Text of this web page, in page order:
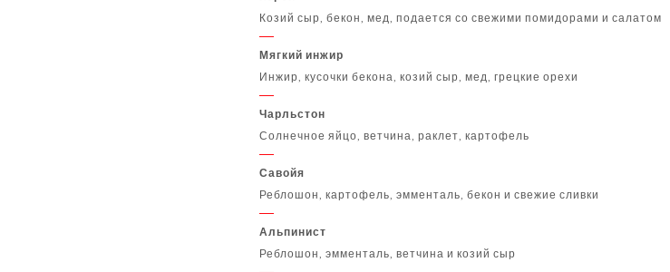
Козий сыр, бекон, мед, подается со свежими помидорами и салатом
Мягкий инжир
Инжир, кусочки бекона, козий сыр, мед, грецкие орехи
Чарльстон
Солнечное яйцо, ветчина, раклет, картофель
Савойя
Реблошон, картофель, эмменталь, бекон и свежие сливки
Альпинист
Реблошон, эмменталь, ветчина и козий сыр